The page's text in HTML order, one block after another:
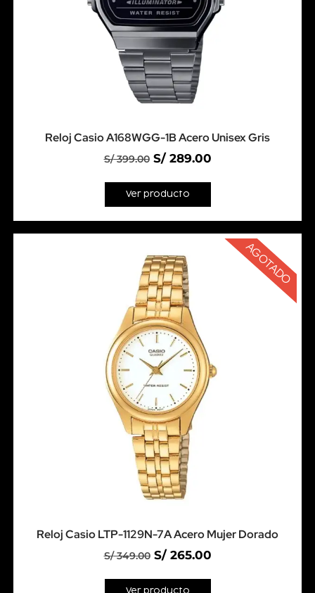
Reloj Casio A168WGG-1B Acero Unisex Gris
S/399.00 S/289.00
Ver producto
AGOTADO
Reloj Casio LTP-1129N-7A Acero Mujer Dorado
S/349.00 S/265.00
Ver producto